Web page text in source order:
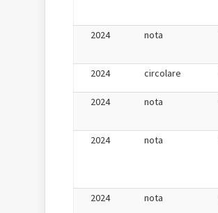
2024 nota
2024 circolare
2024 nota
2024 nota
2024 nota